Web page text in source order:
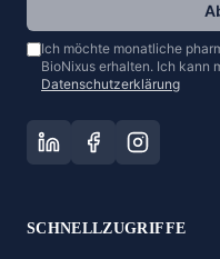
Ich möchte monatliche
BioNixus erhalten. Ich kann
Datenschutzerklärung
SCHNELLZUGRIFFE